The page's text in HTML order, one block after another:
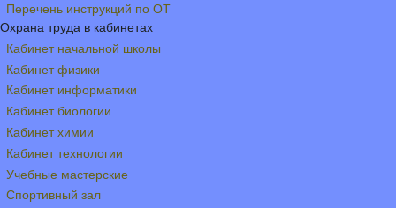
Перечень инструкций по ОТ
Охрана труда в кабинетах
Кабинет начальной школы
Кабинет физики
Кабинет информатики
Кабинет биологии
Кабинет химии
Кабинет технологии
Учебные мастерские
Спортивный зал